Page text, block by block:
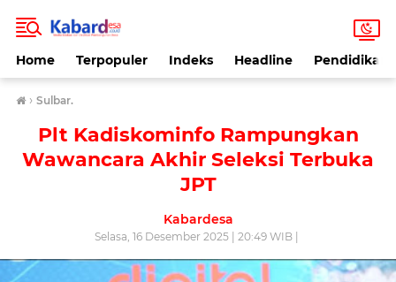
Home Terpopuler Indeks Headline Pendidikan
› Sulbar.
Plt Kadiskominfo Rampungkan
Wawancara Akhir Seleksi Terbuka
JPT
Kabardesa
Selasa, 16 Desember 2025 | 20:49 WIB |